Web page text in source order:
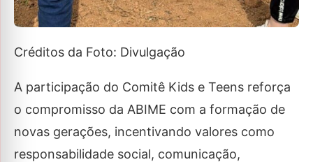
Créditos da Foto: Divulgação
A participação do Comitê Kids e Teens reforça
o compromisso da ABIME com a formação de
novas gerações, incentivando valores como
responsabilidade social, comunicação,